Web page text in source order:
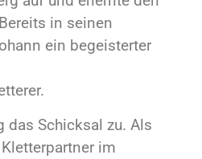
in seinen
ein begeisterter
das Schicksal zu. Als
im